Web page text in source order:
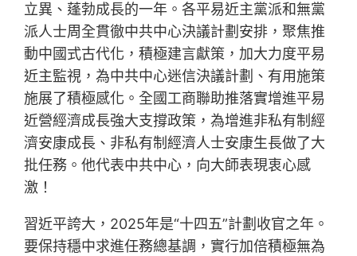
立異、蓬勃成長的一年。各平易近主黨派和無黨
派人士周全貫徹中共中心決議計劃安排，聚焦推
動中國式古代化，積極建言獻策，加大力度平易
近主監視，為中共中心迷信決議計劃、有用施策
施展了積極感化。全國工商聯助推落實增進平易
近營經濟成長強大支撐政策，為增進非私有制經
濟安康成長、非私有制經濟人士安康生長做了大
批任務。他代表中共中心，向大師表現衷心感
激！
習近平誇大，2025年是“十四五”計劃收官之年。
要保持穩中求進任務總基調，實行加倍積極無為